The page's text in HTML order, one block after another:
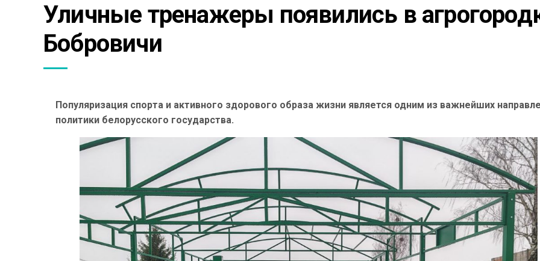
Уличные тренажеры появились в
Бобровичи
Популяризация спорта и активного здорового образа жизни является одним из важнейших
политики белорусского государства.